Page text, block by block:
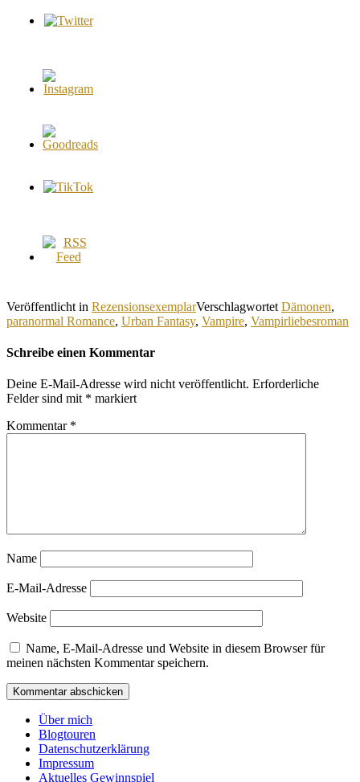
Veröffentlicht in RezensionsexemplarVerschlagwortet Dämonen,
paranormal Romance, Urban Fantasy, Vampire, Vampirliebesroman
Schreibe einen Kommentar
Deine E-Mail-Adresse wird nicht veröffentlicht. Erforderliche
Felder sind mit * markiert
Kommentar *
Name
E-Mail-Adresse
Website
Name, E-Mail-Adresse und Website in diesem Browser für
meinen nächsten Kommentar speichern.
Über mich
Blogtouren
Datenschutzerklärung
Impressum
Aktuelles Gewinnspiel